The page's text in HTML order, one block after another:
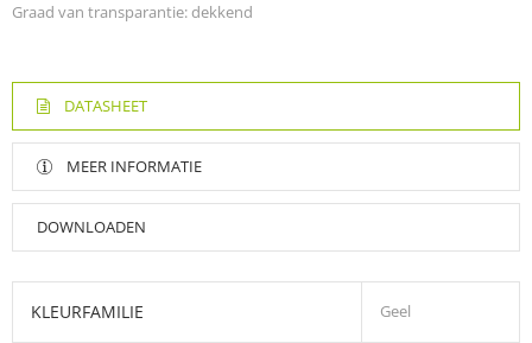
Graad van transparantie: dekkend
DATASHEET
MEER INFORMATIE
DOWNLOADEN
KLEURFAMILIE Geel